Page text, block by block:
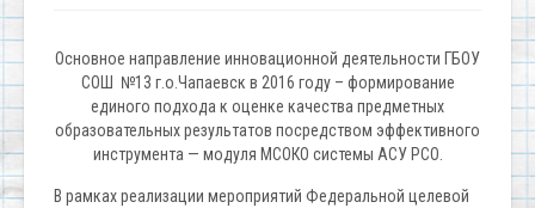
Основное направление инновационной деятельности ГБОУ
СОШ №13 г.о.Чапаевск в 2016 году – формирование
единого подхода к оценке качества предметных
образовательных результатов посредством эффективного
инструмента — модуля МСОКО системы АСУ РСО.
В рамках реализации мероприятий Федеральной целевой